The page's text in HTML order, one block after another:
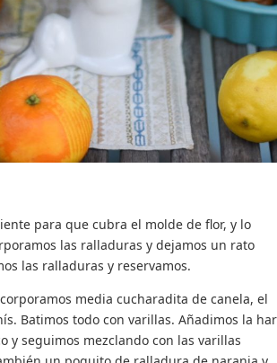
para que cubra el molde de flor, y lo
las ralladuras y dejamos un rato
las ralladuras y reservamos.
media cucharadita de canela, el
Batimos todo con varillas. Añadimos la
y seguimos mezclando con las varillas